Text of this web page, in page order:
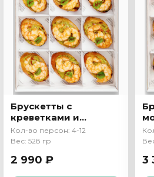
Брускетты с
креветками и
гуакамоле
Кол-во персон: 4-12
Вес: 528 гр
2 990 ₽ 3